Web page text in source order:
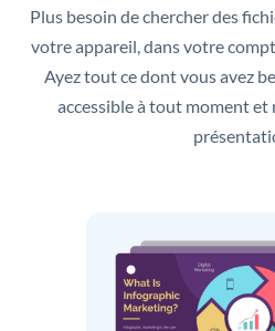
Plus besoin de chercher des
votre appareil, dans votre
Ayez tout ce dont vous avez
accessible à tout moment et